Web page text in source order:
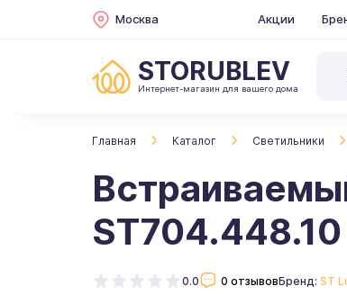
Москва Акции
STORUBLEV
Интернет-магазин для вашего дома
Главная Каталог Светильники
ST704.448.10
0.0 0 отзывовБренд: ST